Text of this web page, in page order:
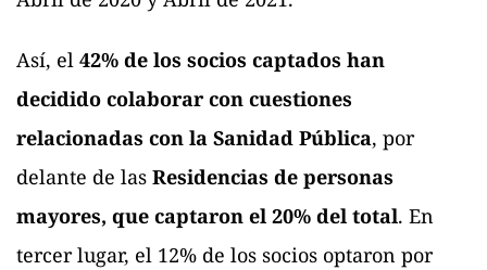
Así, el 42% de los socios captados han
decidido colaborar con cuestiones
relacionadas con la Sanidad Pública, por
delante de las Residencias de personas
mayores, que captaron el 20% del total. En
tercer lugar, el 12% de los socios optaron por